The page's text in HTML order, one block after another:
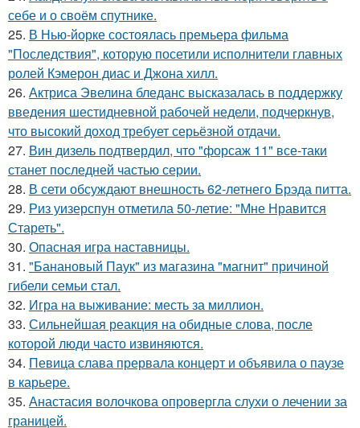
себе и о своём спутнике.
25. В Нью-йорке состоялась премьера фильма
"Последствия", которую посетили исполнители главных
ролей Кэмерон диас и Джона хилл.
26. Актриса Эвелина бледанс высказалась в поддержку
введения шестидневной рабочей недели, подчеркнув,
что высокий доход требует серьёзной отдачи.
27. Вин дизель подтвердил, что "форсаж 11" все-таки
станет последней частью серии.
28. В сети обсуждают внешность 62-летнего Брэда питта.
29. Риз уизерспун отметила 50-летие: "Мне Нравится
Стареть".
30. Опасная игра наставницы.
31. "Банановый Паук" из магазина "магнит" причиной
гибели семьи стал.
32. Игра на выживание: месть за миллион.
33. Сильнейшая реакция на обидные слова, после
которой люди часто извиняются.
34. Певица слава прервала концерт и объявила о паузе
в карьере.
35. Анастасия волочкова опровергла слухи о лечении за
границей.